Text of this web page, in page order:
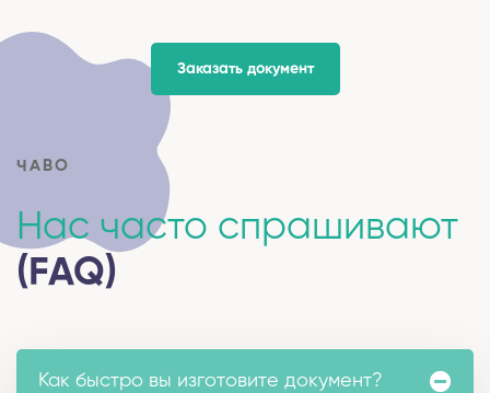
Заказать документ
ЧАВО
Нас часто спрашивают
(FAQ)
Как быстро вы изготовите документ?